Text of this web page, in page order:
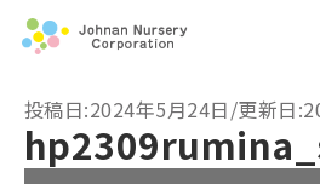
投稿日:2024年5月24日/更新日